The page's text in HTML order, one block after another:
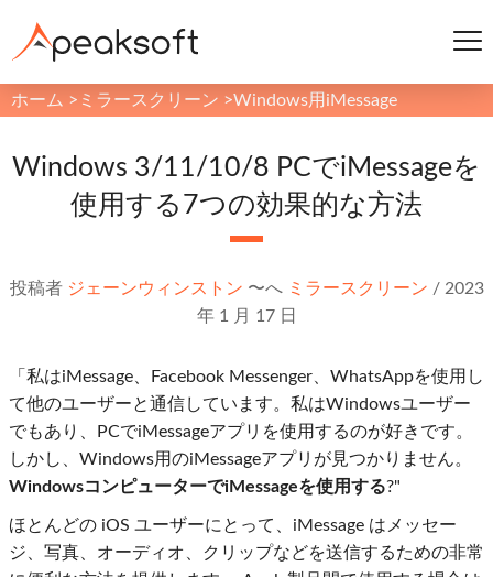
ホーム > ミラースクリーン >Windows用iMessage
Windows 3/11/10/8 PCでiMessageを
使用する7つの効果的な方法
投稿者 ジェーンウィンストン 〜へ ミラースクリーン / 2023
年 1 月 17 日
「私はiMessage、Facebook Messenger、WhatsAppを使用し
て他のユーザーと通信しています。私はWindowsユーザー
でもあり、PCでiMessageアプリを使用するのが好きです。
しかし、Windows用のiMessageアプリが見つかりません。
WindowsコンピューターでiMessageを使用する?"
ほとんどの iOS ユーザーにとって、iMessage はメッセー
ジ、写真、オーディオ、クリップなどを送信するための非常